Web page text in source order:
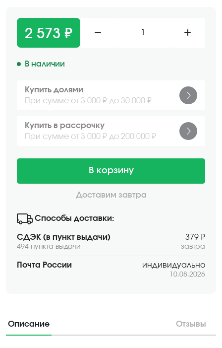
2 573 ₽
В наличии
Купить долями
При сумме от 3 000 ₽ до 30 000 ₽
Купить в рассрочку
При сумме от 3 000 ₽ до 200 000 ₽
В корзину
Доставим завтра
Способы доставки:
СДЭК (в пункт выдачи)
494 пункта выдачи
379 ₽
завтра
Почта России индивидуально
10.08.2026
Описание Отзывы